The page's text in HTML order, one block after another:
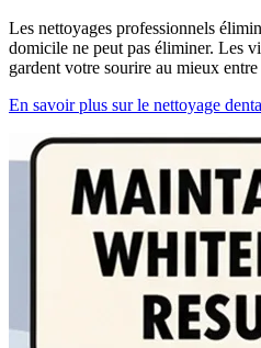
Les nettoyages professionnels
domicile ne peut pas éliminer. Les
gardent votre sourire au mieux
En savoir plus sur le nettoyage